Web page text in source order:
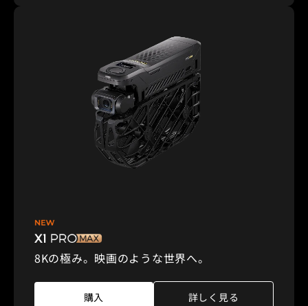
8Kの極み。映画のような世界へ。
購入 詳しく見る